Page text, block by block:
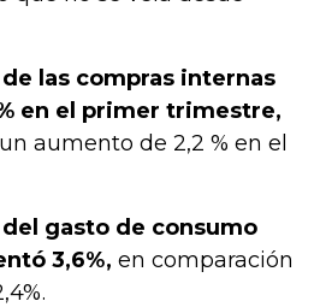
las compras internas
en el primer trimestre,
aumento de 2,2 % en el
gasto de consumo
3,6%, en comparación